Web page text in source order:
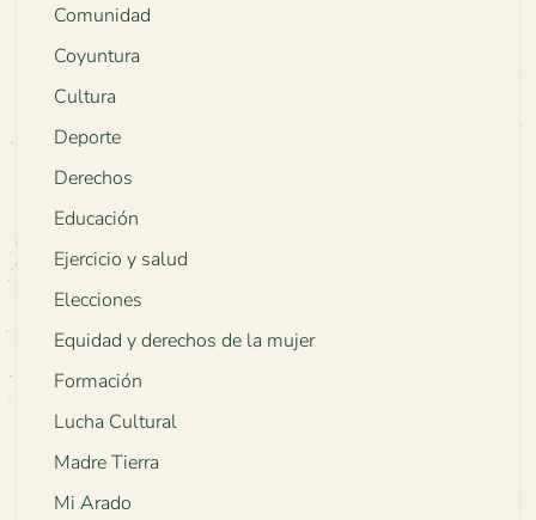
Comunidad
Coyuntura
Cultura
Deporte
Derechos
Educación
Ejercicio y salud
Elecciones
Equidad y derechos de la mujer
Formación
Lucha Cultural
Madre Tierra
Mi Arado